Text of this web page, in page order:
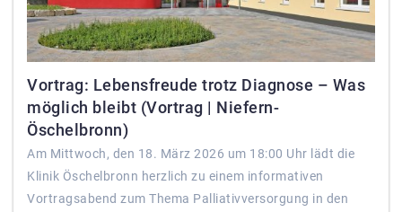
Vortrag: Lebensfreude trotz Diagnose – Was
möglich bleibt (Vortrag | Niefern-
Öschelbronn)
Am Mittwoch, den 18. März 2026 um 18:00 Uhr lädt die
Klinik Öschelbronn herzlich zu einem informativen
Vortragsabend zum Thema Palliativversorgung in den